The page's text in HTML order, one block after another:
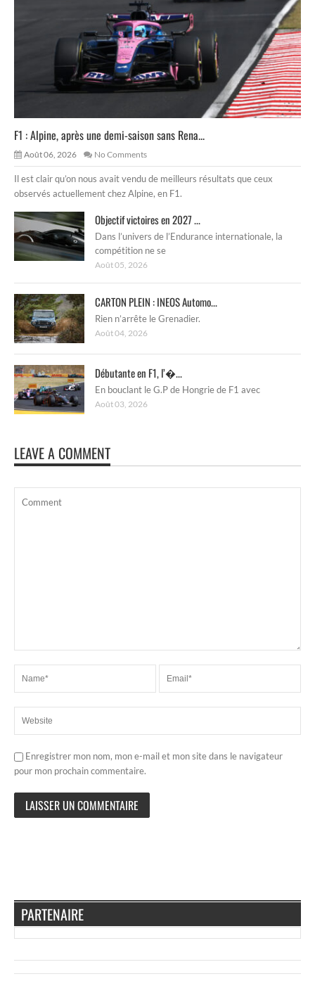
F1 : Alpine, après une demi-saison sans Rena...
Août 06, 2026 No Comments
Il est clair qu’on nous avait vendu de meilleurs résultats que ceux
observés actuellement chez Alpine, en F1.
Objectif victoires en 2027 ...
Dans l’univers de l’Endurance internationale, la
compétition ne se
Août 05, 2026
CARTON PLEIN : INEOS Automo...
Rien n’arrête le Grenadier.
Août 04, 2026
Débutante en F1, l’�...
En bouclant le G.P de Hongrie de F1 avec
Août 03, 2026
LEAVE A COMMENT
Enregistrer mon nom, mon e-mail et mon site dans le navigateur
pour mon prochain commentaire.
PARTENAIRE